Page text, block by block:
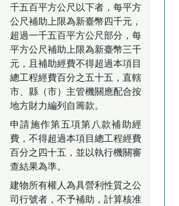
千五百平方公尺以下者，每平方
公尺補助上限為新臺幣四千元，
超過一千五百平方公尺部分，每
平方公尺補助上限為新臺幣三千
元，且補助經費不得超過本項目
總工程經費百分之五十五，直轄
市、縣（市）主管機關應配合按
地方財力編列自籌款。
申請施作第五項第八款補助經
費，不得超過本項目總工程經費
百分之四十五，並以執行機關審
查結果為準。
建物所有權人為具營利性質之公
司行號者，不予補助，計算核准